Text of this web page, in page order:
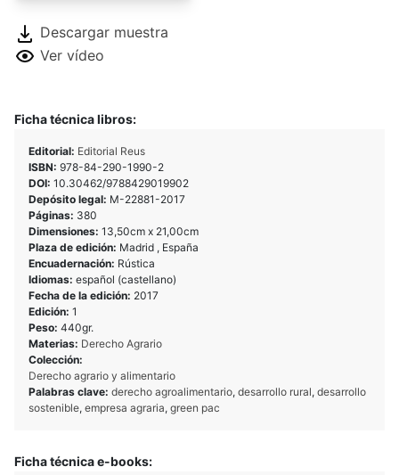
Descargar muestra
Ver vídeo
Ficha técnica libros:
Editorial: Editorial Reus
ISBN: 978-84-290-1990-2
DOI: 10.30462/9788429019902
Depósito legal: M-22881-2017
Páginas: 380
Dimensiones: 13,50cm x 21,00cm
Plaza de edición: Madrid , España
Encuadernación: Rústica
Idiomas: español (castellano)
Fecha de la edición: 2017
Edición: 1
Peso: 440gr.
Materias: Derecho Agrario
Colección:
Derecho agrario y alimentario
Palabras clave: derecho agroalimentario, desarrollo rural, desarrollo
sostenible, empresa agraria, green pac
Ficha técnica e-books: